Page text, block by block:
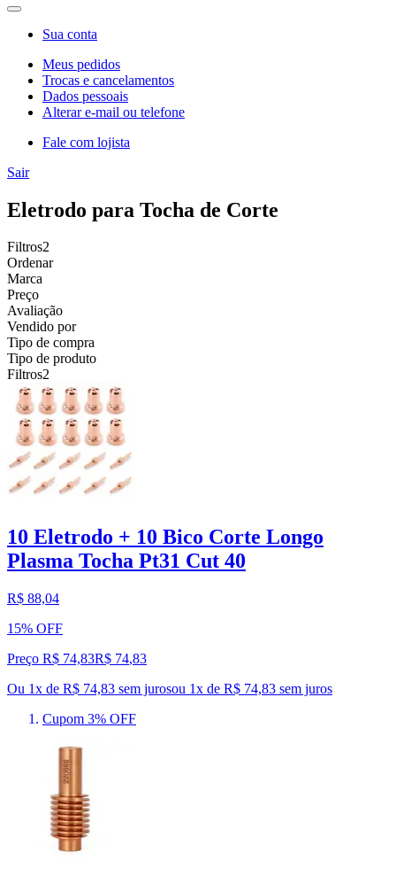
Sua conta
Meus pedidos
Trocas e cancelamentos
Dados pessoais
Alterar e-mail ou telefone
Fale com lojista
Sair
Eletrodo para Tocha de Corte
Filtros2
Ordenar
Marca
Preço
Avaliação
Vendido por
Tipo de compra
Tipo de produto
Filtros2
10 Eletrodo + 10 Bico Corte Longo
Plasma Tocha Pt31 Cut 40
R$ 88,04
15% OFF
Preço R$ 74,83R$ 74,83
Ou 1x de R$ 74,83 sem jurosou 1x de R$ 74,83 sem juros
Cupom 3% OFF